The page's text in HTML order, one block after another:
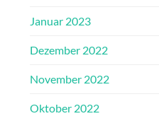
Januar 2023
Dezember 2022
November 2022
Oktober 2022